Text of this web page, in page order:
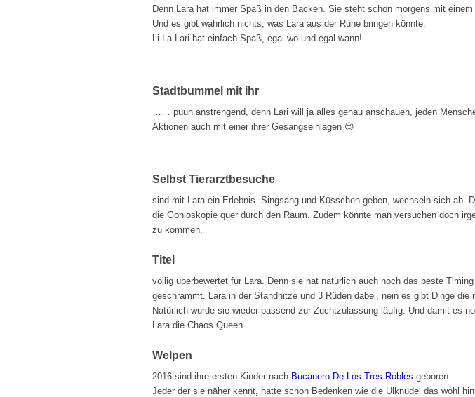
Denn Lara hat immer Spaß in den Backen. Sie steht schon morgens mit
Und es gibt wahrlich nichts, was Lara aus der Ruhe bringen könnte.
Li-La-Lari hat einfach Spaß, egal wo und egal wann!
Stadtbummel mit ihr
…… puuh anstrengend, denn Lari will ja alles genau anschauen, jeden
Aktionen auch mit einer ihrer Gesangseinlagen 😉
Selbst Tierarztbesuche
sind mit Lara ein Erlebnis. Singsang und Küsschen geben, wechseln sich ab.
die Gonioskopie quer durch den Raum. Zudem könnte man versuchen doch
zu kommen.
Titel
völlig überbewertet für Lara. Denn sie hat natürlich auch noch das beste
geschrammt. Lara in der Standhitze und 3 Rüden dabei, nein es gibt Dinge die
Natürlich wurde sie wieder passend zur Zuchtzulassung läufig. Und damit es
Lara die Chaos Queen.
Welpen
2016 sind ihre ersten Kinder nach Bucanero De Los Tres Robles geboren.
Jeder der sie näher kennt, hatte schon Bedenken wie die Ulknudel das wohl